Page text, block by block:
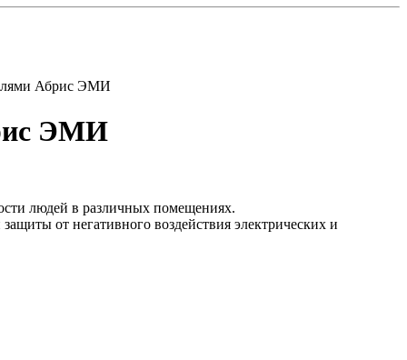
Абрис ЭМИ
ЭМИ
людей в различных помещениях.
от негативного воздействия электрических и